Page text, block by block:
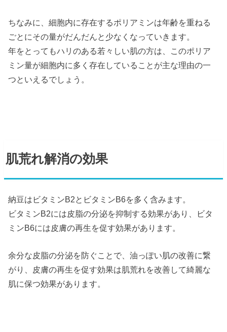
ちなみに、細胞内に存在するポリアミンは年齢を重ねる
ごとにその量がだんだんと少なくなっていきます。
年をとってもハリのある若々しい肌の方は、このポリア
ミン量が細胞内に多く存在していることが主な理由の一
つといえるでしょう。
肌荒れ解消の効果
納豆はビタミンB2とビタミンB6を多く含みます。
ビタミンB2には皮脂の分泌を抑制する効果があり、ビタ
ミンB6には皮膚の再生を促す効果があります。
余分な皮脂の分泌を防ぐことで、油っぽい肌の改善に繋
がり、皮膚の再生を促す効果は肌荒れを改善して綺麗な
肌に保つ効果があります。